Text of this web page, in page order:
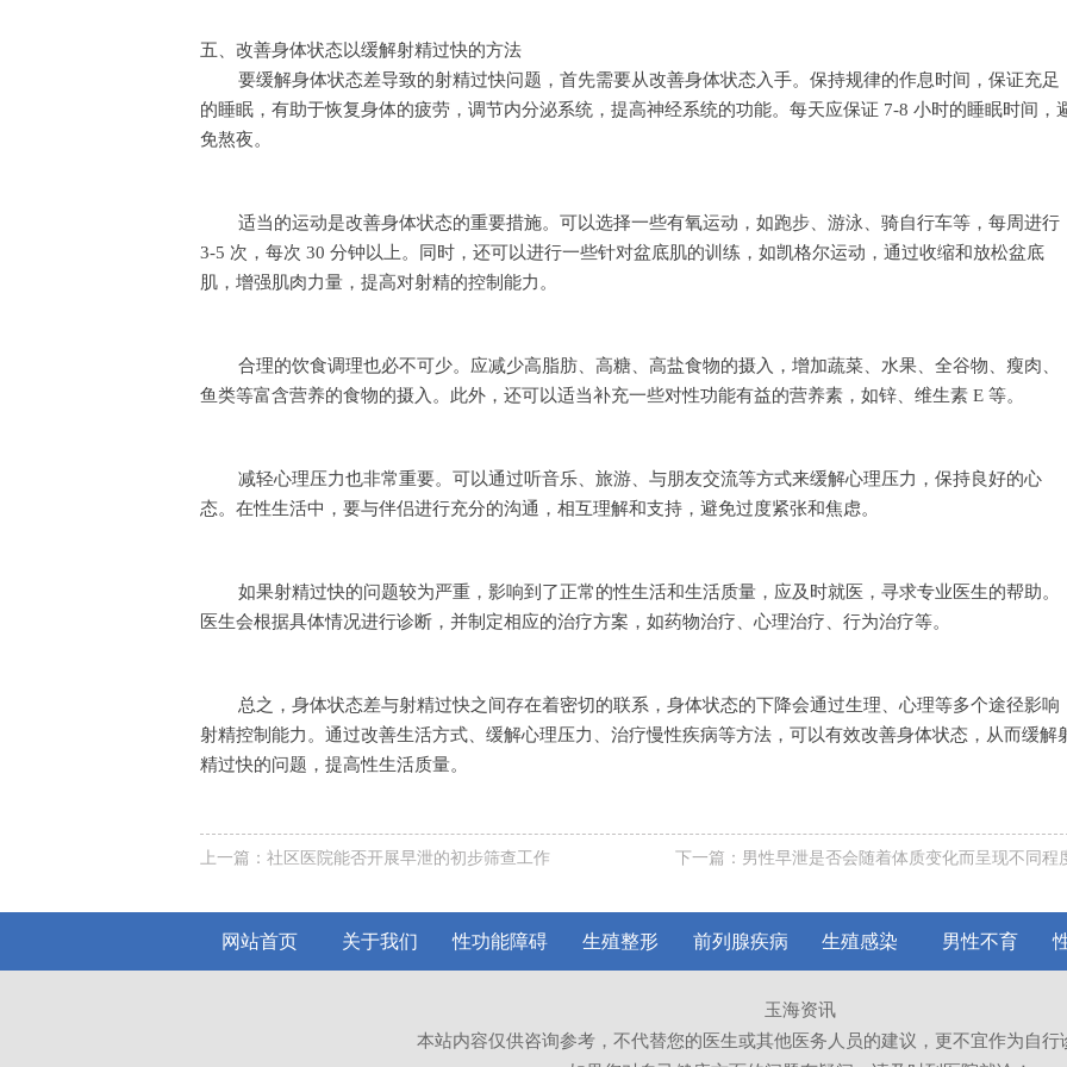
五、改善身体状态以缓解射精过快的方法
要缓解身体状态差导致的射精过快问题，首先需要从改善身体状态入手。保持规律的作息时间，保证充足
的睡眠，有助于恢复身体的疲劳，调节内分泌系统，提高神经系统的功能。每天应保证 7-8 小时的睡眠时间，
免熬夜。
适当的运动是改善身体状态的重要措施。可以选择一些有氧运动，如跑步、游泳、骑自行车等，每周进行
3-5 次，每次 30 分钟以上。同时，还可以进行一些针对盆底肌的训练，如凯格尔运动，通过收缩和放松盆底
肌，增强肌肉力量，提高对射精的控制能力。
合理的饮食调理也必不可少。应减少高脂肪、高糖、高盐食物的摄入，增加蔬菜、水果、全谷物、瘦肉、
鱼类等富含营养的食物的摄入。此外，还可以适当补充一些对性功能有益的营养素，如锌、维生素 E 等。
减轻心理压力也非常重要。可以通过听音乐、旅游、与朋友交流等方式来缓解心理压力，保持良好的心
态。在性生活中，要与伴侣进行充分的沟通，相互理解和支持，避免过度紧张和焦虑。
如果射精过快的问题较为严重，影响到了正常的性生活和生活质量，应及时就医，寻求专业医生的帮助。
医生会根据具体情况进行诊断，并制定相应的治疗方案，如药物治疗、心理治疗、行为治疗等。
总之，身体状态差与射精过快之间存在着密切的联系，身体状态的下降会通过生理、心理等多个途径影响
射精控制能力。通过改善生活方式、缓解心理压力、治疗慢性疾病等方法，可以有效改善身体状态，从而缓解
精过快的问题，提高性生活质量。
上一篇： 社区医院能否开展早泄的初步筛查工作 下一篇： 男性早泄是否会随着体质变化而呈现不同程
网站首页 关于我们 性功能障碍 生殖整形 前列腺疾病 生殖感染 男性不育
玉海资讯
本站内容仅供咨询参考，不代替您的医生或其他医务人员的建议，更不宜作为自行